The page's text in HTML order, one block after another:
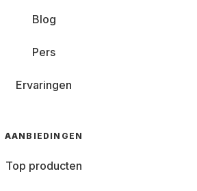
Blog
Pers
Ervaringen
AANBIEDINGEN
Top producten